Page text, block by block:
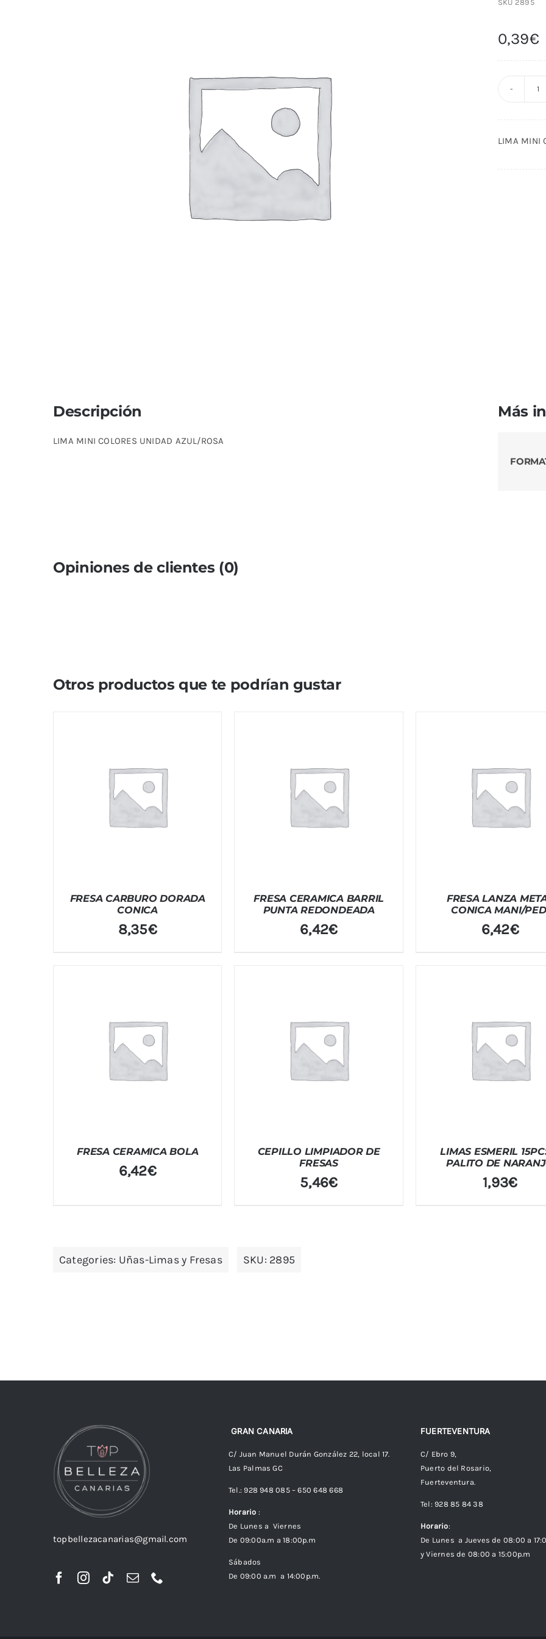
SKU 2895
0,39€
LIMA MINI
Descripción
LIMA MINI COLORES UNIDAD AZUL/ROSA
Más
Opiniones de clientes (0)
Otros productos que te podrían gustar
FRESA CARBURO DORADA
CONICA
8,35€
FRESA CERAMICA BARRIL
PUNTA REDONDEADA
6,42€
FRESA LANZA
CONICA MANI/
6,42€
FRESA CERAMICA BOLA
6,42€
CEPILLO LIMPIADOR DE
FRESAS
5,46€
LIMAS ESMERIL
PALITO DE
1,93€
Categories: Uñas-Limas y Fresas SKU: 2895
topbellezacanarias@gmail.com
GRAN CANARIA
C/ Juan Manuel Durán González 22, local 17.
Las Palmas GC
Tel.: 928 948 085 – 650 648 668
Horario :
De Lunes a Viernes
De 09:00a.m a 18:00p.m
Sábados
De 09:00 a.m a 14:00p.m.
FUERTEVENTURA
C/ Ebro 9,
Puerto del Rosario,
Fuerteventura.
Tel: 928 85 84 38
Horario:
De Lunes a Jueves de 08:00 a
y Viernes de 08:00 a 15:00p.m